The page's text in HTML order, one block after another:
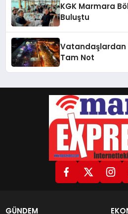
KGK Marmara
Buluştu
Vatandaşlardan
Tam Not
GÜNDEM